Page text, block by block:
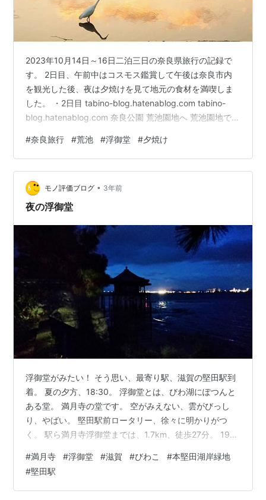
2023年10月14日～16日二泊三日の奈良県旅行の記録で
す。 2日目、午前中はコスモス鑑賞して午後は奈良市内
を観光した後、夜は夕焼けを見て地元の食材を満喫しま
した。 ・2日目 tabino-blog.hatenablog.com tabino-
blog.hatenablog.com 奈良公園 荒池園地へ 荒池園地で夕
食 ゲストハウス奈良小町宿泊 奈良公園 荒池園地へ 16時
30分頃、元興寺を後にして、五重塔を眺めながら奈良公
園の方に移動します。 春日大社の一の鳥居。 参道を歩い
て荒池に向かいます。 公園を通って行きます。 荒池園地
で夕焼け…
#奈良旅行 #荒池 #浮御堂 #夕焼け
モノ評価ブログ • 3年前
夜の浮御堂
浮御堂がみたい！ そう思い、最寄り駅、滋賀の堅田駅到
着。 夏の夕方、18:30。 浮御堂とは、びわ湖にぽつんと
ある堂。 満月寺の堂です。 空がみえない、雲がびっし
り、やばい。 堅田駅前ロータリー、徐々に明かりがつ
く。 駅ら満月寺浮御堂までは、1.7km、徒歩27分。 19時
料理旅館魚清楼。 滋賀名物、鴨鍋、モロコ串焼き、鮒ず
しが食べられる。 満月寺、門は固く閉ざされています。
夏だけど、天気が悪いこともあって、まっくら。 そもそ
#満月寺 #浮御堂 #滋賀 #びわこ #本堅田湖岸緑地
#堅田駅